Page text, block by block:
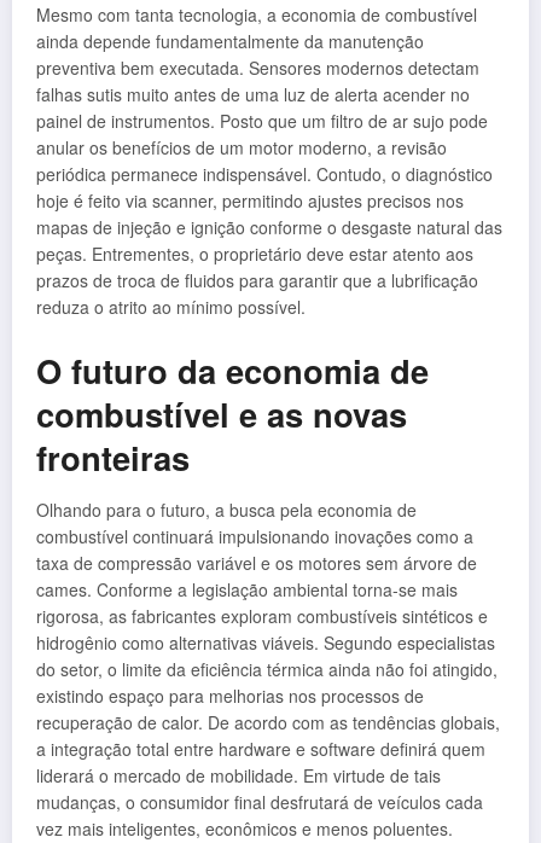
Mesmo com tanta tecnologia, a economia de combustível
ainda depende fundamentalmente da manutenção
preventiva bem executada. Sensores modernos detectam
falhas sutis muito antes de uma luz de alerta acender no
painel de instrumentos. Posto que um filtro de ar sujo pode
anular os benefícios de um motor moderno, a revisão
periódica permanece indispensável. Contudo, o diagnóstico
hoje é feito via scanner, permitindo ajustes precisos nos
mapas de injeção e ignição conforme o desgaste natural das
peças. Entrementes, o proprietário deve estar atento aos
prazos de troca de fluidos para garantir que a lubrificação
reduza o atrito ao mínimo possível.
O futuro da economia de
combustível e as novas
fronteiras
Olhando para o futuro, a busca pela economia de
combustível continuará impulsionando inovações como a
taxa de compressão variável e os motores sem árvore de
cames. Conforme a legislação ambiental torna-se mais
rigorosa, as fabricantes exploram combustíveis sintéticos e
hidrogênio como alternativas viáveis. Segundo especialistas
do setor, o limite da eficiência térmica ainda não foi atingido,
existindo espaço para melhorias nos processos de
recuperação de calor. De acordo com as tendências globais,
a integração total entre hardware e software definirá quem
liderará o mercado de mobilidade. Em virtude de tais
mudanças, o consumidor final desfrutará de veículos cada
vez mais inteligentes, econômicos e menos poluentes.